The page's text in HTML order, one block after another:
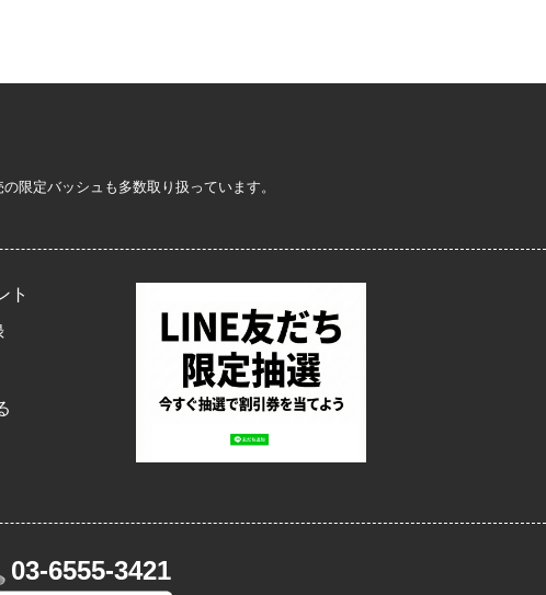
限定バッシュも多数取り扱っています。
ト
03-6555-3421